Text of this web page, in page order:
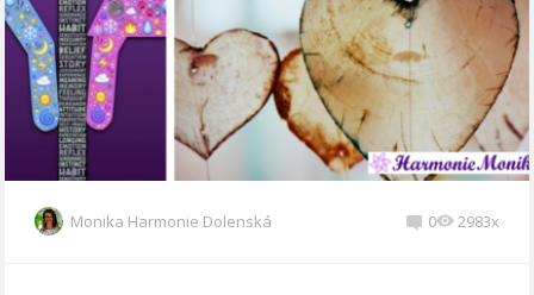
Monika Harmonie Dolenská 0 2983x